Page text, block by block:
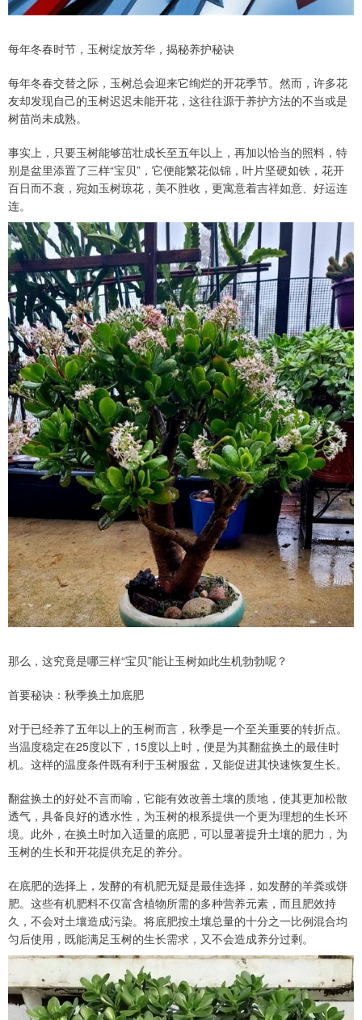
每年冬春时节，玉树绽放芳华，揭秘养护秘诀
每年冬春交替之际，玉树总会迎来它绚烂的开花季节。然而，许多花
友却发现自己的玉树迟迟未能开花，这往往源于养护方法的不当或是
树苗尚未成熟。
事实上，只要玉树能够茁壮成长至五年以上，再加以恰当的照料，特
别是盆里添置了三样“宝贝”，它便能繁花似锦，叶片坚硬如铁，花开
百日而不衰，宛如玉树琼花，美不胜收，更寓意着吉祥如意、好运连
连。
那么，这究竟是哪三样“宝贝”能让玉树如此生机勃勃呢？
首要秘诀：秋季换土加底肥
对于已经养了五年以上的玉树而言，秋季是一个至关重要的转折点。
当温度稳定在25度以下，15度以上时，便是为其翻盆换土的最佳时
机。这样的温度条件既有利于玉树服盆，又能促进其快速恢复生长。
翻盆换土的好处不言而喻，它能有效改善土壤的质地，使其更加松散
透气，具备良好的透水性，为玉树的根系提供一个更为理想的生长环
境。此外，在换土时加入适量的底肥，可以显著提升土壤的肥力，为
玉树的生长和开花提供充足的养分。
在底肥的选择上，发酵的有机肥无疑是最佳选择，如发酵的羊粪或饼
肥。这些有机肥料不仅富含植物所需的多种营养元素，而且肥效持
久，不会对土壤造成污染。将底肥按土壤总量的十分之一比例混合均
匀后使用，既能满足玉树的生长需求，又不会造成养分过剩。